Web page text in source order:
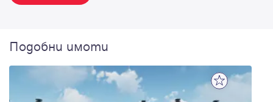
Подобни имоти